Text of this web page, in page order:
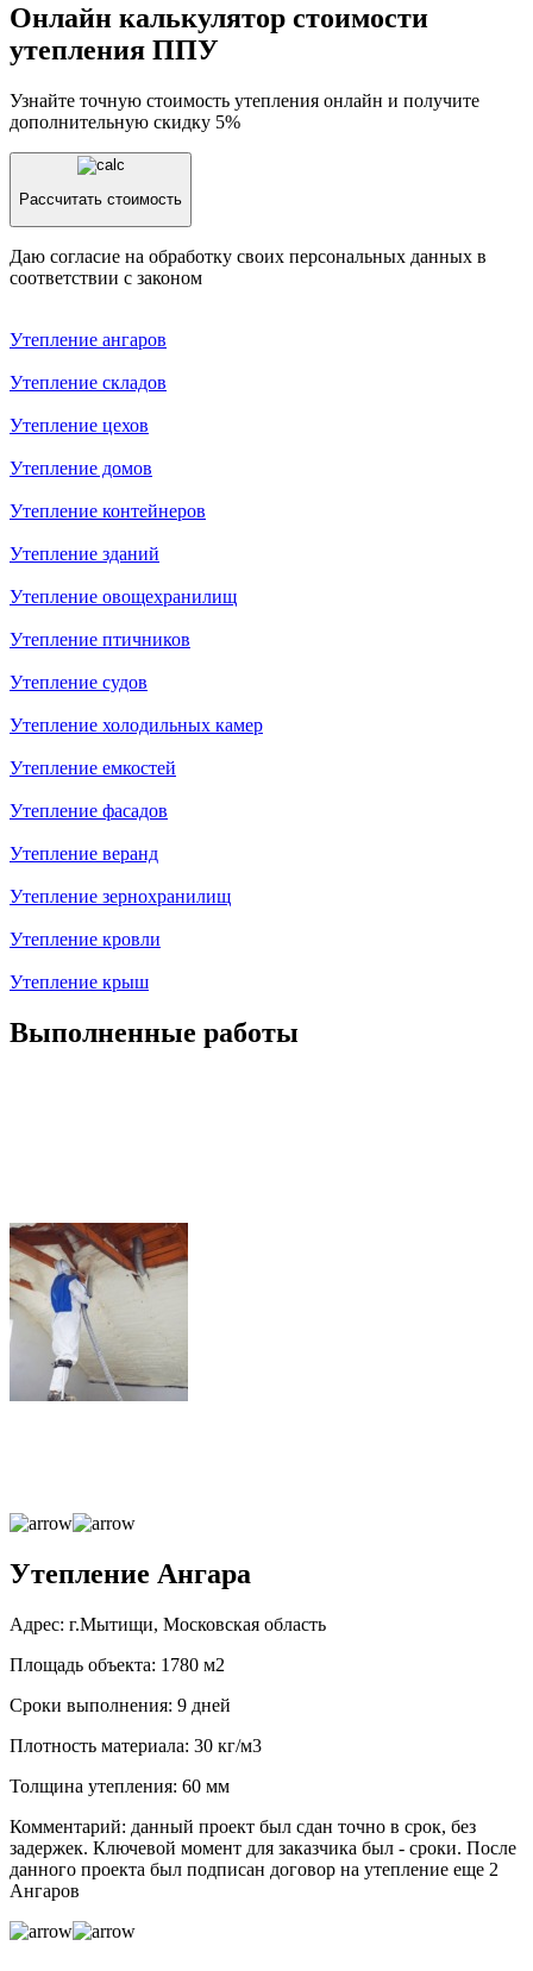
Онлайн калькулятор стоимости
утепления ППУ
Узнайте точную стоимость утепления онлайн и получите
дополнительную скидку 5%
Рассчитать стоимость
Даю согласие на обработку своих персональных данных в
соответствии с законом
Утепление aнгаров
Утепление складов
Утепление цехов
Утепление домов
Утепление контейнеров
Утепление зданий
Утепление овощехранилищ
Утепление птичников
Утепление судов
Утепление холодильных камер
Утепление емкостей
Утепление фасадов
Утепление веранд
Утепление зернохранилищ
Утепление кровли
Утепление крыш
Выполненные работы
Утепление Ангара
Адрес: г.Мытищи, Московская область
Площадь объекта: 1780 м2
Сроки выполнения: 9 дней
Плотность материала: 30 кг/м3
Толщина утепления: 60 мм
Комментарий: данный проект был сдан точно в срок, без
задержек. Ключевой момент для заказчика был - сроки. После
данного проекта был подписан договор на утепление еще 2
Ангаров